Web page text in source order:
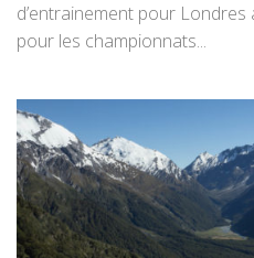
d’entrainement pour Londres
pour les championnats...